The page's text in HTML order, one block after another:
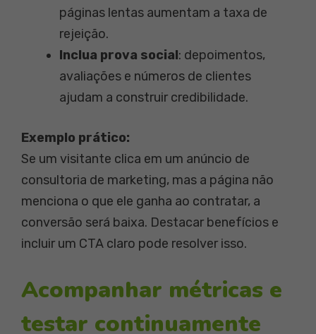
páginas lentas aumentam a taxa de
rejeição.
Inclua prova social: depoimentos,
avaliações e números de clientes
ajudam a construir credibilidade.
Exemplo prático:
Se um visitante clica em um anúncio de
consultoria de marketing, mas a página não
menciona o que ele ganha ao contratar, a
conversão será baixa. Destacar benefícios e
incluir um CTA claro pode resolver isso.
Acompanhar métricas e
testar continuamente